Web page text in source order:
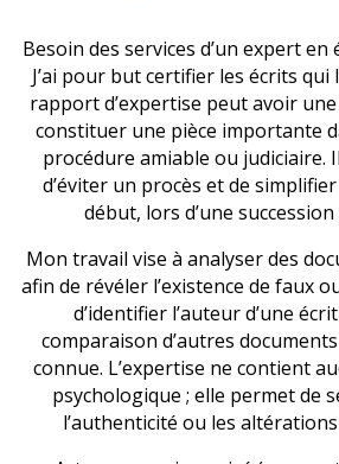
Besoin des services d’un expert en
J’ai pour but certifier les écrits qui
rapport d’expertise peut avoir
constituer une pièce importante
procédure amiable ou judiciaire.
d’éviter un procès et de
début, lors d’une
Mon travail vise à analyser des
afin de révéler l’existence de faux
d’identifier l’auteur d’une
comparaison d’autres
connue. L’expertise ne contient
psychologique ; elle permet de
l’authenticité ou les